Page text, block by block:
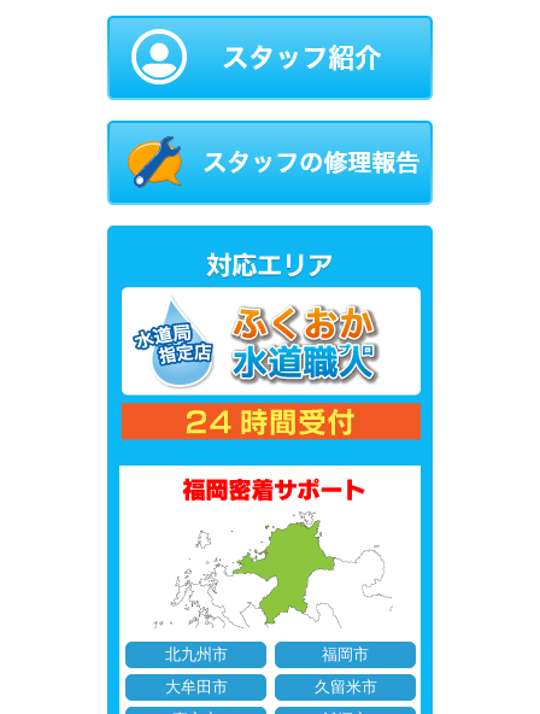
北九州市
福岡市
大牟田市
久留米市